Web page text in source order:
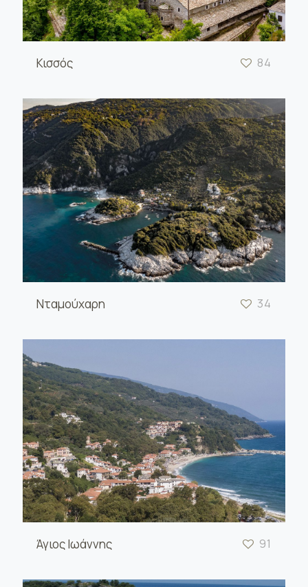
Κισσός 84
Νταμούχαρη 34
Άγιος Ιωάννης 91